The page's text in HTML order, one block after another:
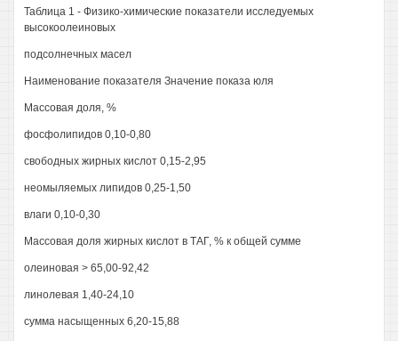
Таблица 1 - Физико-химические показатели исследуемых
высокоолеиновых
подсолнечных масел
Наименование показателя Значение показа юля
Массовая доля, %
фосфолипидов 0,10-0,80
свободных жирных кислот 0,15-2,95
неомыляемых липидов 0,25-1,50
влаги 0,10-0,30
Массовая доля жирных кислот в ТАГ, % к общей сумме
олеиновая > 65,00-92,42
линолевая 1,40-24,10
сумма насыщенных 6,20-15,88